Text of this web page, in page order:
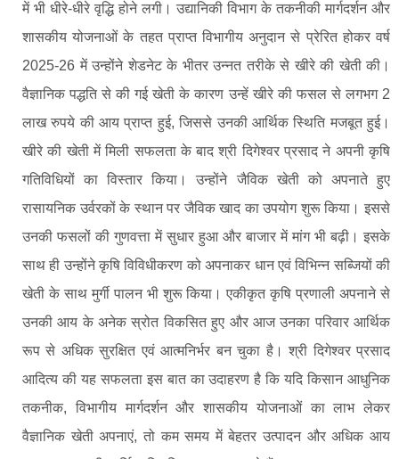
में भी धीरे-धीरे वृद्धि होने लगी। उद्यानिकी विभाग के तकनीकी मार्गदर्शन और
शासकीय योजनाओं के तहत प्राप्त विभागीय अनुदान से प्रेरित होकर वर्ष
2025-26 में उन्होंने शेडनेट के भीतर उन्नत तरीके से खीरे की खेती की।
वैज्ञानिक पद्धति से की गई खेती के कारण उन्हें खीरे की फसल से लगभग 2
लाख रुपये की आय प्राप्त हुई, जिससे उनकी आर्थिक स्थिति मजबूत हुई।
खीरे की खेती में मिली सफलता के बाद श्री दिगेश्वर प्रसाद ने अपनी कृषि
गतिविधियों का विस्तार किया। उन्होंने जैविक खेती को अपनाते हुए
रासायनिक उर्वरकों के स्थान पर जैविक खाद का उपयोग शुरू किया। इससे
उनकी फसलों की गुणवत्ता में सुधार हुआ और बाजार में मांग भी बढ़ी। इसके
साथ ही उन्होंने कृषि विविधीकरण को अपनाकर धान एवं विभिन्न सब्जियों की
खेती के साथ मुर्गी पालन भी शुरू किया। एकीकृत कृषि प्रणाली अपनाने से
उनकी आय के अनेक स्रोत विकसित हुए और आज उनका परिवार आर्थिक
रूप से अधिक सुरक्षित एवं आत्मनिर्भर बन चुका है। श्री दिगेश्वर प्रसाद
आदित्य की यह सफलता इस बात का उदाहरण है कि यदि किसान आधुनिक
तकनीक, विभागीय मार्गदर्शन और शासकीय योजनाओं का लाभ लेकर
वैज्ञानिक खेती अपनाएं, तो कम समय में बेहतर उत्पादन और अधिक आय